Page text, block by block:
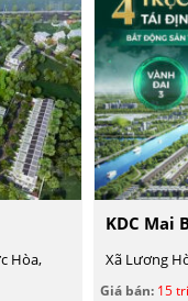
Hòa,
KDC Mai
Xã Lương
Giá bán:15